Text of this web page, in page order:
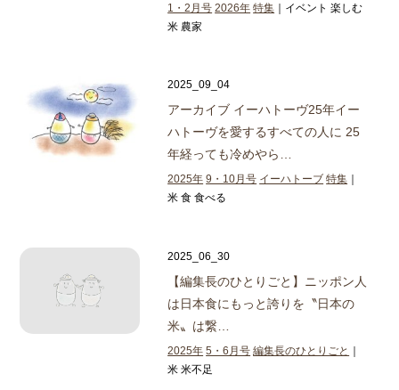
1・2月号 2026年 特集 ｜イベント 楽しむ
米 農家
2025_09_04
アーカイブ イーハトーヴ25年イー
ハトーヴを愛するすべての人に 25
年経っても冷めやら…
2025年 9・10月号 イーハトーブ 特集
米 食 食べる
2025_06_30
【編集長のひとりごと】 ニッポン人
は日本食にもっと誇りを 〝日本の
米〟は繋…
2025年 5・6月号 編集長のひとりごと
米 米不足